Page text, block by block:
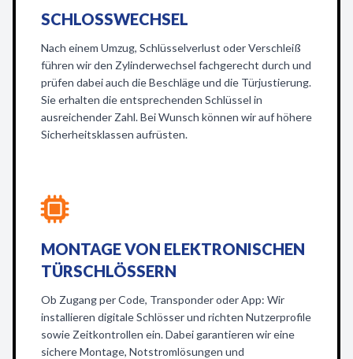
SCHLOSSWECHSEL
Nach einem Umzug, Schlüsselverlust oder Verschleiß
führen wir den Zylinderwechsel fachgerecht durch und
prüfen dabei auch die Beschläge und die Türjustierung.
Sie erhalten die entsprechenden Schlüssel in
ausreichender Zahl. Bei Wunsch können wir auf höhere
Sicherheitsklassen aufrüsten.
MONTAGE VON ELEKTRONISCHEN
TÜRSCHLÖSSERN
Ob Zugang per Code, Transponder oder App: Wir
installieren digitale Schlösser und richten Nutzerprofile
sowie Zeitkontrollen ein. Dabei garantieren wir eine
sichere Montage, Notstromlösungen und